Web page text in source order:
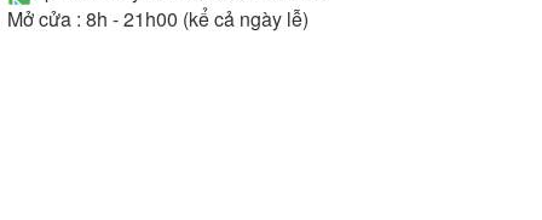
Mở cửa : 8h - 21h00 (kể cả ngày lễ)